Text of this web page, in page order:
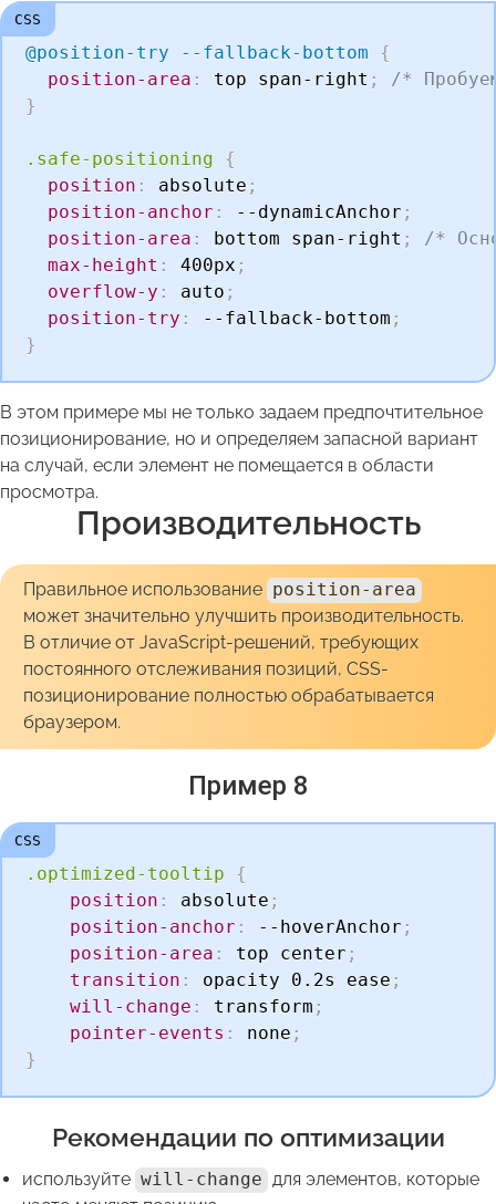
@position-try --fallback-bottom
{
position-area : top span-right ;
/*
}
.safe-positioning
{
position : absolute ;
position-anchor : --dynamicAnchor ;
position-area : bottom span-right ;
/*
max-height : 400px ;
overflow-y : auto ;
position-try : --fallback-bottom ;
}
В этом примере мы не только задаем предпочтительное
позиционирование, но и определяем запасной вариант
на случай, если элемент не помещается в области
просмотра.
Производительность
Правильное использование position-area
может значительно улучшить производительность.
В отличие от JavaScript-решений, требующих
постоянного отслеживания позиций, CSS-
позиционирование полностью обрабатывается
браузером.
Пример 8
.optimized-tooltip
{
position : absolute ;
position-anchor : --hoverAnchor ;
position-area : top center ;
transition : opacity 0.2s ease ;
will-change : transform ;
pointer-events : none ;
}
Рекомендации по оптимизации
используйте will-change для элементов, которые